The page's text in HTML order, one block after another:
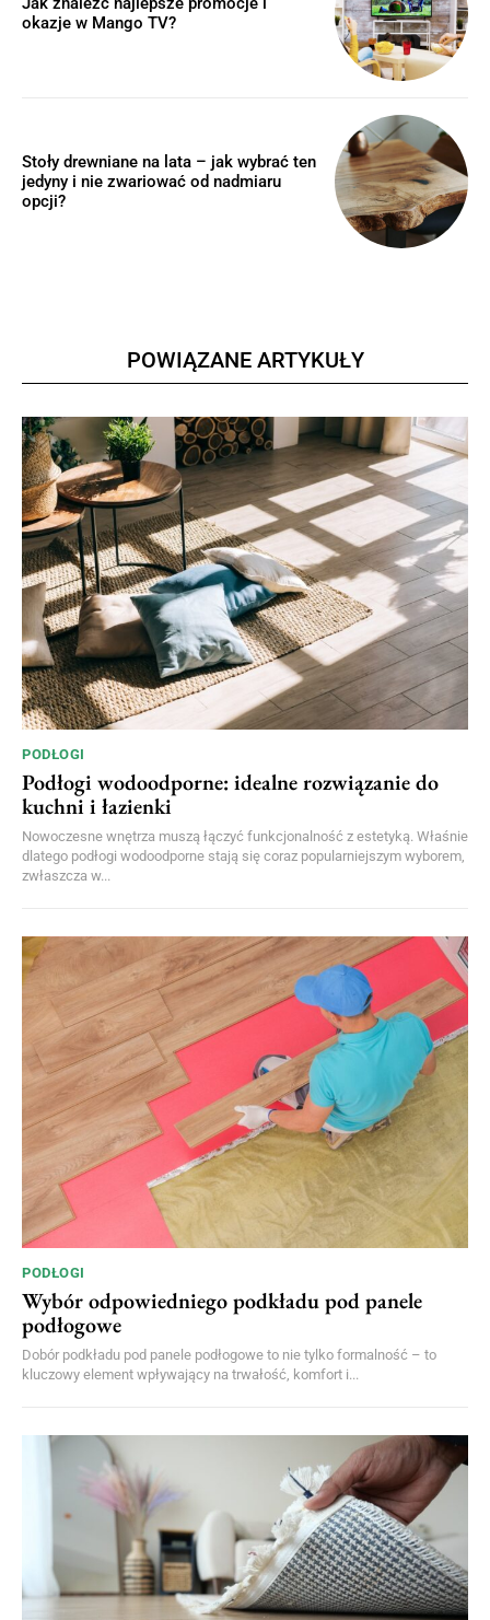
okazje w Mango TV?
Stoły drewniane na lata – jak wybrać ten
jedyny i nie zwariować od nadmiaru
opcji?
POWIĄZANE ARTYKUŁY
PODŁOGI
Podłogi wodoodporne: idealne rozwiązanie do
kuchni i łazienki
Nowoczesne wnętrza muszą łączyć funkcjonalność z estetyką. Właśnie
dlatego podłogi wodoodporne stają się coraz popularniejszym wyborem,
zwłaszcza w...
PODŁOGI
Wybór odpowiedniego podkładu pod panele
podłogowe
Dobór podkładu pod panele podłogowe to nie tylko formalność – to
kluczowy element wpływający na trwałość, komfort i...